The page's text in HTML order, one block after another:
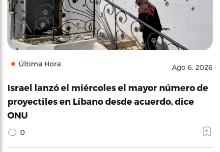
Última Hora Ago 6, 2026
Israel lanzó el miércoles el mayor número de
proyectiles en Líbano desde acuerdo, dice
ONU
0